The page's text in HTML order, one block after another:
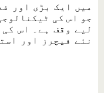
جو اس کی
لیے وقف ہے۔ اس
نئے فیچرز اور